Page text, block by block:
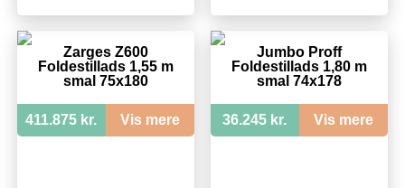
Zarges Z600
Foldestillads 1,55 m
smal 75x180
411.875 kr. Vis mere
Jumbo Proff
Foldestillads 1,80 m
smal 74x178
36.245 kr. Vis mere